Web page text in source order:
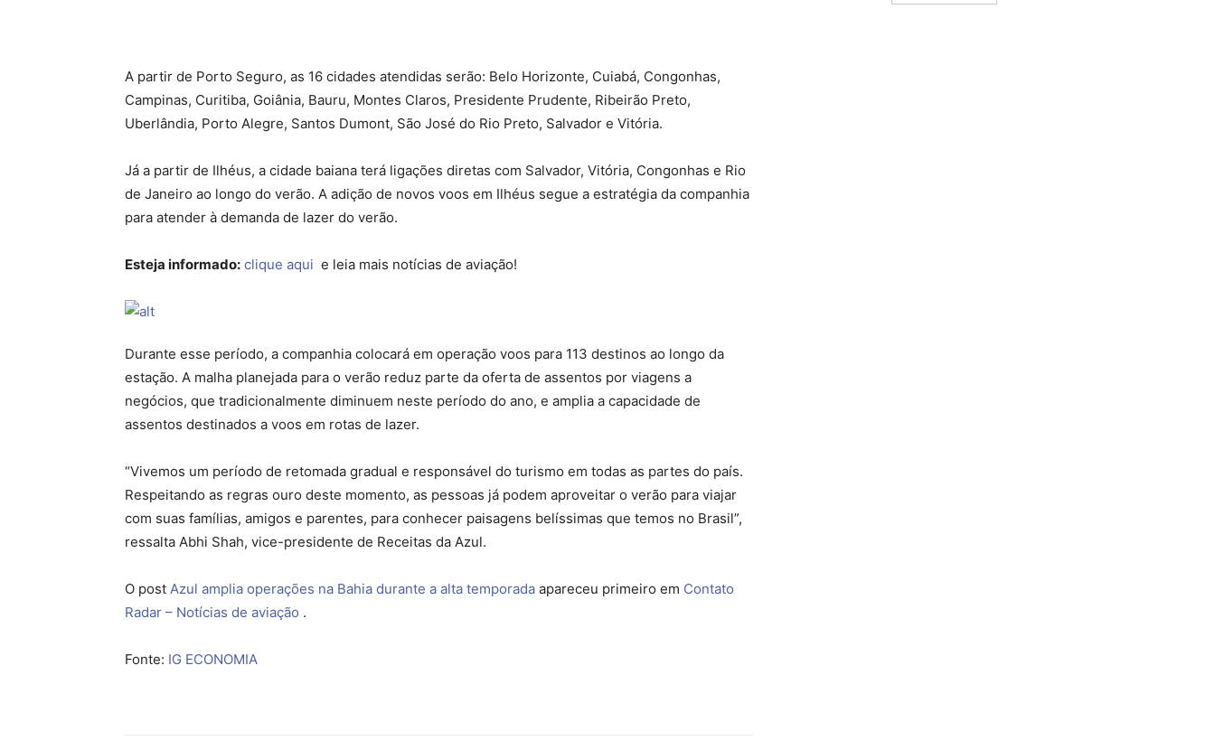
A partir de Porto Seguro, as 16 cidades atendidas serão: Belo Horizonte, Cuiabá, Congonhas,
Campinas, Curitiba, Goiânia, Bauru, Montes Claros, Presidente Prudente, Ribeirão Preto,
Uberlândia, Porto Alegre, Santos Dumont, São José do Rio Preto, Salvador e Vitória.
Já a partir de Ilhéus, a cidade baiana terá ligações diretas com Salvador, Vitória, Congonhas e Rio
de Janeiro ao longo do verão. A adição de novos voos em Ilhéus segue a estratégia da companhia
para atender à demanda de lazer do verão.
Esteja informado: clique aqui e leia mais notícias de aviação!
Durante esse período, a companhia colocará em operação voos para 113 destinos ao longo da
estação. A malha planejada para o verão reduz parte da oferta de assentos por viagens a
negócios, que tradicionalmente diminuem neste período do ano, e amplia a capacidade de
assentos destinados a voos em rotas de lazer.
“Vivemos um período de retomada gradual e responsável do turismo em todas as partes do país.
Respeitando as regras ouro deste momento, as pessoas já podem aproveitar o verão para viajar
com suas famílias, amigos e parentes, para conhecer paisagens belíssimas que temos no Brasil”,
ressalta Abhi Shah, vice-presidente de Receitas da Azul.
O post Azul amplia operações na Bahia durante a alta temporada apareceu primeiro em Contato
Radar – Notícias de aviação .
Fonte: IG ECONOMIA